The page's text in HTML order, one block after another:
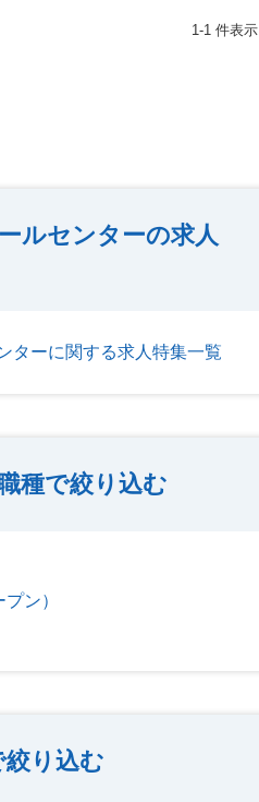
1-1 件表示
ルセンターの求人
ターに関する求人特集一覧
種で絞り込む
ン）
り込む